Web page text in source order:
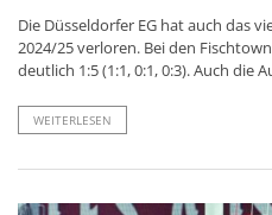
Die Düsseldorfer EG hat auch das
2024/25 verloren. Bei den
deutlich 1:5 (1:1, 0:1, 0:3). Auch die
WEITERLESEN